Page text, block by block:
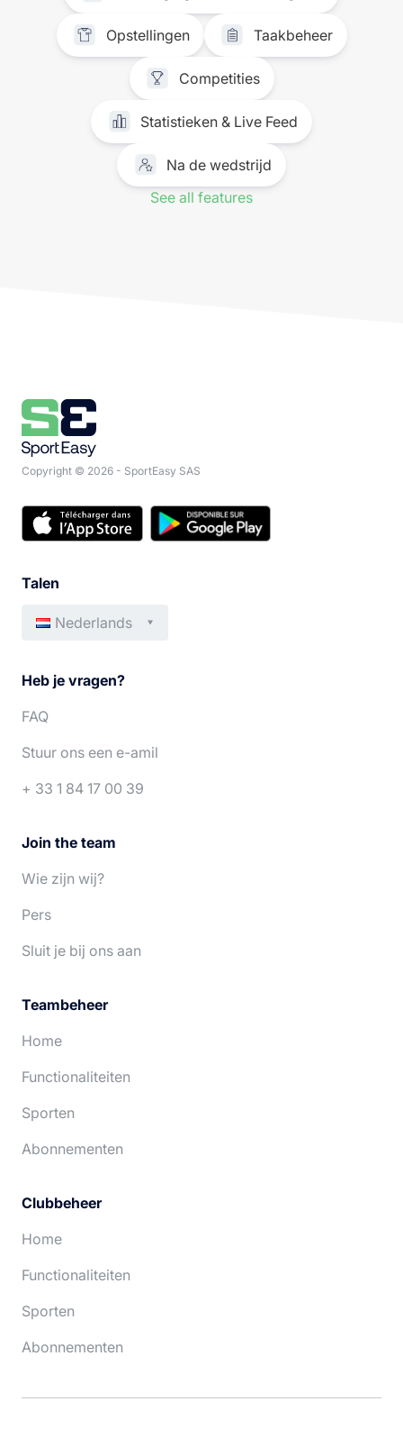
Opstellingen Taakbeheer
Competities
Statistieken & Live Feed
Na de wedstrijd
See all features
Copyright © 2026 - SportEasy SAS
Talen
Nederlands
Español
Heb je vragen?
FAQ
Stuur ons een e-amil
+ 33 1 84 17 00 39
Join the team
Wie zijn wij?
Pers
Sluit je bij ons aan
Teambeheer
Home
Functionaliteiten
Sporten
Abonnementen
Clubbeheer
Home
Functionaliteiten
Sporten
Abonnementen